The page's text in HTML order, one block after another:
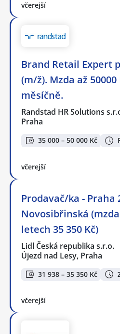
včerejší
Brand Retail Expert
(m/ž). Mzda až 50000
měsíčně.
Randstad HR Solutions
Praha
35 000 – 50 000 Kč
včerejší
Prodavač/ka - Praha
Novosibřinská
letech 35 350 Kč)
Lidl Česká republika s.r.o.
Újezd nad Lesy, Praha
31 938 – 35 350 Kč
včerejší